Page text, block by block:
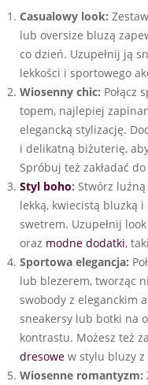
Casualowy look: Zestaw
lub oversize bluzą
co dzień. Uzupełnij ją
lekkości i sportowego
Wiosenny chic: Połącz
topem, najlepiej
elegancką stylizację.
i delikatną biżuterię,
Spróbuj też zakładać
Styl boho: Stwórz luźną
lekką, kwiecistą bluzką
swetrem. Uzupełnij
oraz modne dodatki,
Sportowa elegancja:
lub blezerem, tworząc
swobody z eleganckim
sneakersy lub botki na
kontrastu. Możesz też
dresowe w stylu bluzy
Wiosenne romantyzm: